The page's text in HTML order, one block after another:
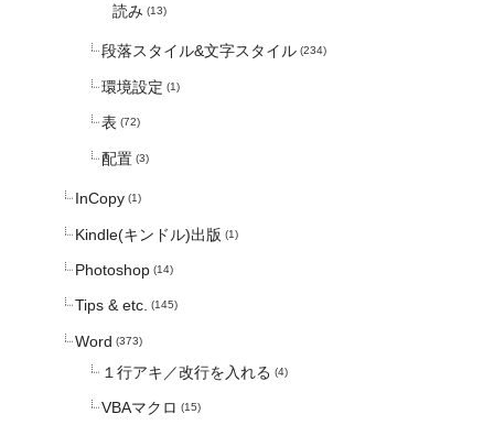
読み (13)
段落スタイル&文字スタイル (234)
環境設定 (1)
表 (72)
配置 (3)
InCopy (1)
Kindle(キンドル)出版 (1)
Photoshop (14)
Tips & etc. (145)
Word (373)
１行アキ／改行を入れる (4)
VBAマクロ (15)